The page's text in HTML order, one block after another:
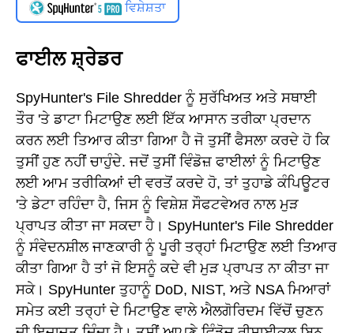
ਵਿਸ਼ੇਸ਼ਤਾ
ਫਾਈਲ ਸ਼੍ਰੇਡਰ
SpyHunter's File Shredder ਨੂੰ ਸੁਰੱਖਿਅਤ ਅਤੇ ਸਥਾਈ
ਤੌਰ 'ਤੇ ਡਾਟਾ ਮਿਟਾਉਣ ਲਈ ਇੱਕ ਆਸਾਨ ਤਰੀਕਾ ਪ੍ਰਦਾਨ
ਕਰਨ ਲਈ ਤਿਆਰ ਕੀਤਾ ਗਿਆ ਹੈ ਜੋ ਤੁਸੀਂ ਫੈਸਲਾ ਕਰਦੇ ਹੋ ਕਿ
ਤੁਸੀਂ ਹੁਣ ਨਹੀਂ ਚਾਹੁੰਦੇ. ਜਦੋਂ ਤੁਸੀਂ ਵਿੰਡੋਜ਼ ਫਾਈਲਾਂ ਨੂੰ ਮਿਟਾਉਣ
ਲਈ ਆਮ ਤਰੀਕਿਆਂ ਦੀ ਵਰਤੋਂ ਕਰਦੇ ਹੋ, ਤਾਂ ਤੁਹਾਡੇ ਕੰਪਿਊਟਰ
'ਤੇ ਡੇਟਾ ਰਹਿੰਦਾ ਹੈ, ਜਿਸ ਨੂੰ ਵਿਸ਼ੇਸ਼ ਸੌਫਟਵੇਅਰ ਨਾਲ ਮੁੜ
ਪ੍ਰਾਪਤ ਕੀਤਾ ਜਾ ਸਕਦਾ ਹੈ। SpyHunter's File Shredder
ਨੂੰ ਸੰਵੇਦਨਸ਼ੀਲ ਜਾਣਕਾਰੀ ਨੂੰ ਪੂਰੀ ਤਰ੍ਹਾਂ ਮਿਟਾਉਣ ਲਈ ਤਿਆਰ
ਕੀਤਾ ਗਿਆ ਹੈ ਤਾਂ ਜੋ ਇਸਨੂੰ ਕਦੇ ਵੀ ਮੁੜ ਪ੍ਰਾਪਤ ਨਾ ਕੀਤਾ ਜਾ
ਸਕੇ। SpyHunter ਤੁਹਾਨੂੰ DoD, NIST, ਅਤੇ NSA ਮਿਆਰਾਂ
ਸਮੇਤ ਕਈ ਤਰ੍ਹਾਂ ਦੇ ਮਿਟਾਉਣ ਵਾਲੇ ਐਲਗੋਰਿਦਮ ਵਿੱਚੋਂ ਚੁਣਨ